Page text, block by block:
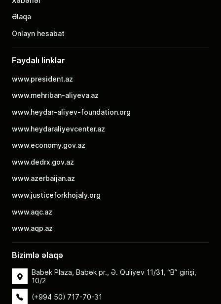
Əlaqə
Onlayn hesabat
Faydalı linklər
www.president.az
www.mehriban-aliyeva.az
www.heydar-aliyev-foundation.org
www.heydaraliyevcenter.az
www.economy.gov.az
www.dedrx.gov.az
www.azerbaijan.az
www.justiceforkhojaly.org
www.aqc.az
www.aqp.az
Bizimlə əlaqə
Babək Plaza, Babək pr., Ə. Quliyev 11/31, “B” girişi,
10/2
(+994 50) 717-70-31